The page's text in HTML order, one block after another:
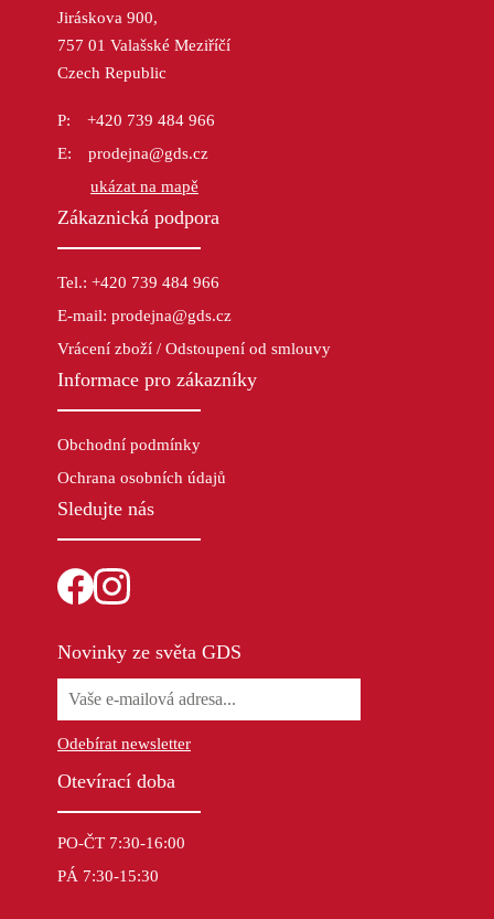
Jiráskova 900,
757 01 Valašské Meziříčí
Czech Republic
+420 739 484 966
prodejna@gds.cz
ukázat na mapě
Zákaznická podpora
Tel.: +420 739 484 966
E-mail: prodejna@gds.cz
Vrácení zboží / Odstoupení od smlouvy
Informace pro zákazníky
Obchodní podmínky
Ochrana osobních údajů
Sledujte nás
Novinky ze světa GDS
Odebírat newsletter
Otevírací doba
PO-ČT 7:30-16:00
PÁ 7:30-15:30